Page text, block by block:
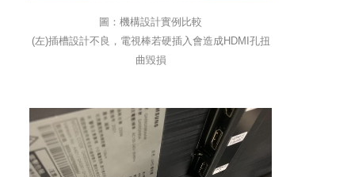
圖：機構設計實例比較
(左)插槽設計不良，電視棒若硬插入會造成HDMI孔扭
曲毀損